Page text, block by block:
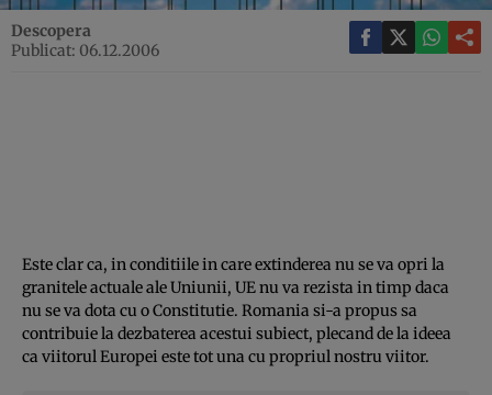
Descopera
Publicat: 06.12.2006
Este clar ca, in conditiile in care extinderea nu se va opri la
granitele actuale ale Uniunii, UE nu va rezista in timp daca
nu se va dota cu o Constitutie. Romania si-a propus sa
contribuie la dezbaterea acestui subiect, plecand de la ideea
ca viitorul Europei este tot una cu propriul nostru viitor.